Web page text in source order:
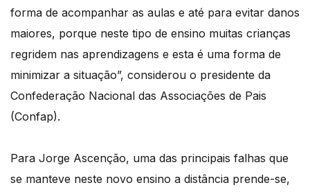
forma de acompanhar as aulas e até para evitar danos
maiores, porque neste tipo de ensino muitas crianças
regridem nas aprendizagens e esta é uma forma de
minimizar a situação”, considerou o presidente da
Confederação Nacional das Associações de Pais
(Confap).
Para Jorge Ascenção, uma das principais falhas que
se manteve neste novo ensino a distância prende-se,